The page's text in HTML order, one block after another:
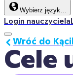
Wybierz język…
Login nauczyciela
Cele
Wróć do